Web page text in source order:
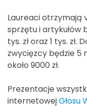
Laureaci otrzymają
sprzętu i artykułów
tys. zł oraz 1 tys.
zwycięzcy będzie 5
około 9000 zł.
Prezentacje
internetowejGłosu